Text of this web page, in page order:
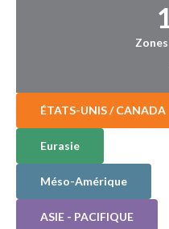
ÉTATS-UNIS / CANADA
Eurasie
Méso-Amérique
ASIE - PACIFIQUE